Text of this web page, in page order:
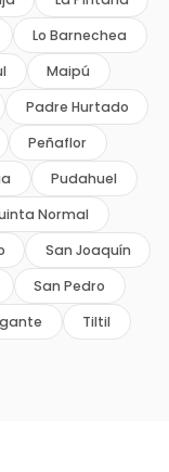
Lo Barnechea
Maipú
Padre Hurtado
Peñaflor
Pudahuel
Normal
San Joaquín
San Pedro
Tiltil